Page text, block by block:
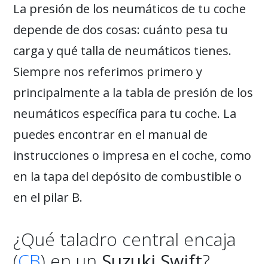
La presión de los neumáticos de tu coche
depende de dos cosas: cuánto pesa tu
carga y qué talla de neumáticos tienes.
Siempre nos referimos primero y
principalmente a la tabla de presión de los
neumáticos específica para tu coche. La
puedes encontrar en el manual de
instrucciones o impresa en el coche, como
en la tapa del depósito de combustible o
en el pilar B.
¿Qué taladro central encaja